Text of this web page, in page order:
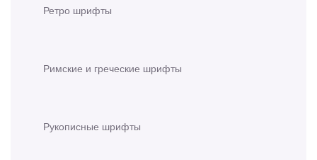
Ретро шрифты
Римские и греческие шрифты
Рукописные шрифты